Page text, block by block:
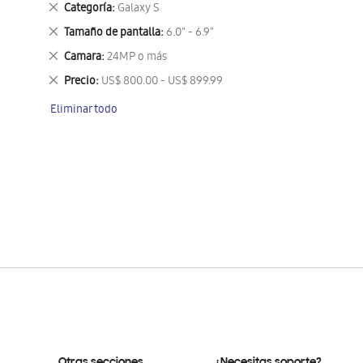
Categoría Galaxy S
Eliminar
este
artículo
Tamaño de pantalla 6.0" - 6.9"
Eliminar
este
artículo
Camara 24MP o más
Eliminar
este
artículo
Precio US$ 800.00 - US$ 899.99
Eliminar
artículo
Eliminar todo